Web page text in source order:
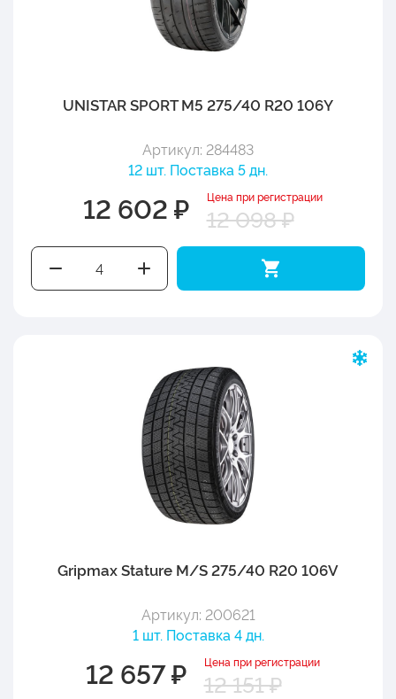
UNISTAR SPORT M5 275/40 R20 106Y
Артикул: 284483
12 шт. Поставка 5 дн.
12 602 ₽ Цена при регистрации
12 098 ₽
Gripmax Stature M/S 275/40 R20 106V
Артикул: 200621
1 шт. Поставка 4 дн.
12 657 ₽ Цена при регистрации
12 151 ₽